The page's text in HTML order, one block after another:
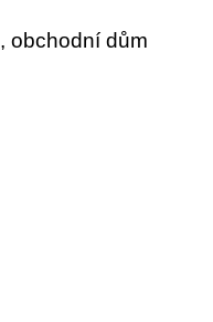
obchodní dům